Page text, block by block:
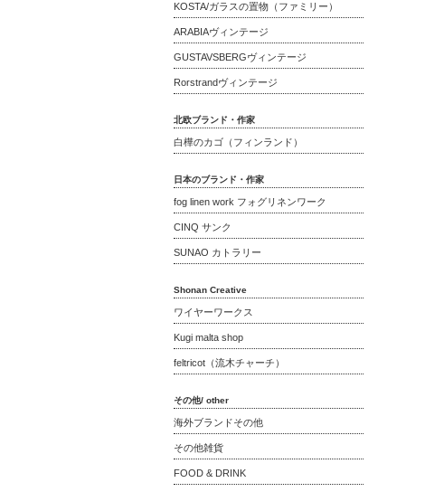
KOSTA/ガラスの置物（ファミリー）
ARABIAヴィンテージ
GUSTAVSBERGヴィンテージ
Rorstrandヴィンテージ
北欧ブランド・作家
白樺のカゴ（フィンランド）
日本のブランド・作家
fog linen work フォグリネンワーク
CINQ サンク
SUNAO カトラリー
Shonan Creative
ワイヤーワークス
Kugi malta shop
feltricot（流木チャーチ）
その他/ other
海外ブランドその他
その他雑貨
FOOD & DRINK